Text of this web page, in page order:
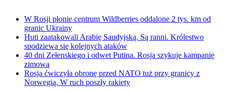
W Rosji płonie centrum Wildberries oddalone 2 tys. km od
granic Ukrainy
Huti zaatakowali Arabię Saudyjską. Są ranni. Królestwo
spodziewa się kolejnych ataków
40 dni Zełenskiego i odwet Putina. Rosja szykuje kampanię
zimową
Rosja ćwiczyła obronę przed NATO tuż przy granicy z
Norwegią. W ruch poszły rakiety